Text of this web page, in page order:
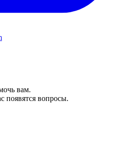
вам.
появятся вопросы.